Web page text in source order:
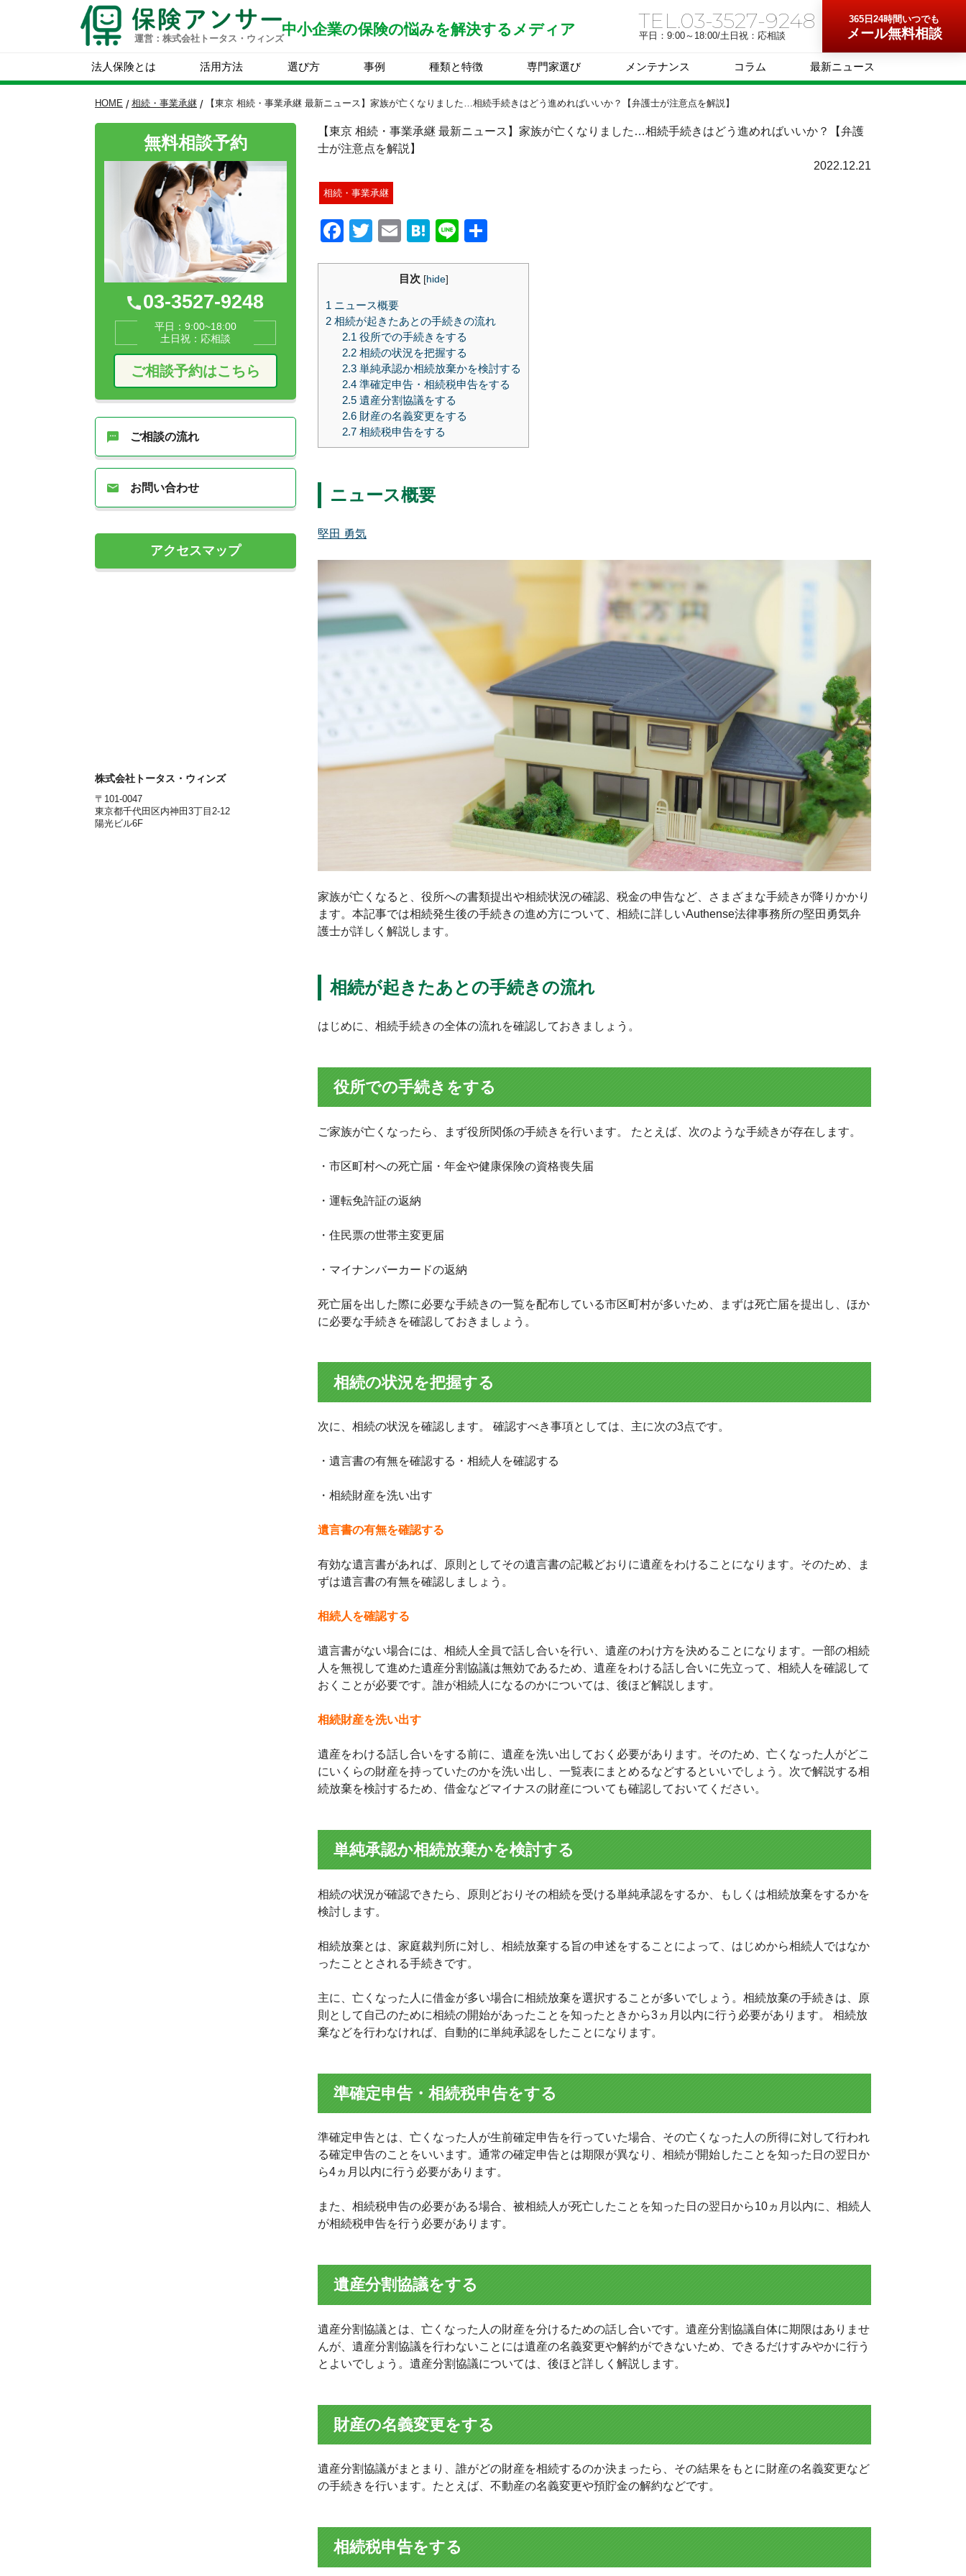
運営：株式会社トータス・ウィンズ
中小企業の保険の悩みを解決する メディア TEL.03-3527-9248
平日：9:00～18:00/土日祝：応相談
365日24時間いつでも
メール無料相談
法人保険とは 活用方法 選び方 事例 種類と特徴 専門家選び メンテナンス コラム 最新ニュース
HOME / 相続・事業承継 / 【東京 相続・事業承継 最新ニュース】家族が亡くなりました…相続手続きはどう進めればいいか？【弁護士が注意点を解説】
無料相談予約
03-3527-9248
平日：9:00~18:00
土日祝：応相談
ご相談予約はこちら
ご相談の流れ
お問い合わせ
アクセスマップ
株式会社トータス・ウィンズ
〒101-0047
東京都千代田区内神田3丁目2-12
陽光ビル6F
【東京 相続・事業承継 最新ニュース】家族が亡くなりました…相続手続きはどう進めればいいか？【弁護
士が注意点を解説】
2022.12.21
相続・事業承継
Facebook
Twitter
EmailHatena
Line
目次 [hide]
1 ニュース概要
2 相続が起きたあとの手続きの流れ
2.1 役所での手続きをする
2.2相続の状況を把握する
2.3単純承認か相続放棄かを検討する
2.4準確定申告・相続税申告をする
2.5遺産分割協議をする
2.6財産の名義変更をする
2.7相続税申告をする
ニュース概要
堅田 勇気
家族が亡くなると、役所への書類提出や相続状況の確認、税金の申告など、さまざまな手続きが降りかかり
ます。本記事では相続発生後の手続きの進め方について、相続に詳しいAuthense法律事務所の堅田勇気弁
護士が詳しく解説します。
相続が起きたあとの手続きの流れ
はじめに、相続手続きの全体の流れを確認しておきましょう。
役所での手続きをする
ご家族が亡くなったら、まず役所関係の手続きを行います。 たとえば、次のような手続きが存在します。
・市区町村への死亡届・年金や健康保険の資格喪失届
・運転免許証の返納
・住民票の世帯主変更届
・マイナンバーカードの返納
死亡届を出した際に必要な手続きの一覧を配布している市区町村が多いため、まずは死亡届を提出し、ほか
に必要な手続きを確認しておきましょう。
相続の状況を把握する
次に、相続の状況を確認します。 確認すべき事項としては、主に次の3点です。
・遺言書の有無を確認する・相続人を確認する
・相続財産を洗い出す
遺言書の有無を確認する
有効な遺言書があれば、原則としてその遺言書の記載どおりに遺産をわけることになります。そのため、ま
ずは遺言書の有無を確認しましょう。
相続人を確認する
遺言書がない場合には、相続人全員で話し合いを行い、遺産のわけ方を決めることになります。一部の相続
人を無視して進めた遺産分割協議は無効であるため、遺産をわける話し合いに先立って、相続人を確認して
おくことが必要です。誰が相続人になるのかについては、後ほど解説します。
相続財産を洗い出す
遺産をわける話し合いをする前に、遺産を洗い出しておく必要があります。そのため、亡くなった人がどこ
にいくらの財産を持っていたのかを洗い出し、一覧表にまとめるなどするといいでしょう。次で解説する相
続放棄を検討するため、借金などマイナスの財産についても確認しておいてください。
単純承認か相続放棄かを検討する
相続の状況が確認できたら、原則どおりその相続を受ける単純承認をするか、もしくは相続放棄をするかを
検討します。
相続放棄とは、家庭裁判所に対し、相続放棄する旨の申述をすることによって、はじめから相続人ではなか
ったこととされる手続きです。
主に、亡くなった人に借金が多い場合に相続放棄を選択することが多いでしょう。相続放棄の手続きは、原
則として自己のために相続の開始があったことを知ったときから3ヵ月以内に行う必要があります。 相続放
棄などを行わなければ、自動的に単純承認をしたことになります。
準確定申告・相続税申告をする
準確定申告とは、亡くなった人が生前確定申告を行っていた場合、その亡くなった人の所得に対して行われ
る確定申告のことをいいます。通常の確定申告とは期限が異なり、相続が開始したことを知った日の翌日か
ら4ヵ月以内に行う必要があります。
また、相続税申告の必要がある場合、被相続人が死亡したことを知った日の翌日から10ヵ月以内に、相続人
が相続税申告を行う必要があります。
遺産分割協議をする
遺産分割協議とは、亡くなった人の財産を分けるための話し合いです。遺産分割協議自体に期限はありませ
んが、遺産分割協議を行わないことには遺産の名義変更や解約ができないため、できるだけすみやかに行う
とよいでしょう。遺産分割協議については、後ほど詳しく解説します。
財産の名義変更をする
遺産分割協議がまとまり、誰がどの財産を相続するのか決まったら、その結果をもとに財産の名義変更など
の手続きを行います。たとえば、不動産の名義変更や預貯金の解約などです。
相続税申告をする